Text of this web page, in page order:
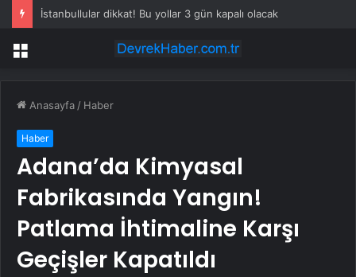
İstanbullular dikkat! Bu yollar 3 gün kapalı olacak
Menü
Anasayfa / Haber
Haber
Adana’da Kimyasal
Fabrikasında Yangın!
Patlama İhtimaline Karşı
Geçişler Kapatıldı